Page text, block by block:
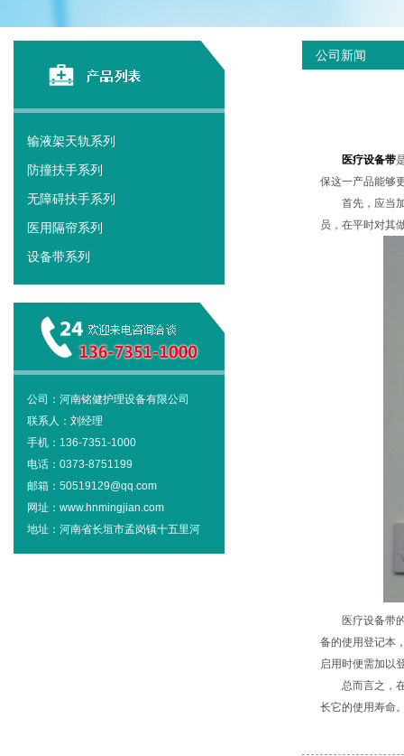
输液架天轨系列
防撞扶手系列
无障碍扶手系列
医用隔帘系列
设备带系列
公司：河南铭健护理设备有限公司
联系人：刘经理
手机：136-7351-1000
电话：0373-8751199
邮箱：50519129@qq.com
网址：www.hnmingjian.com
地址：河南省长垣市孟岗镇十五里河
公司新闻
医疗设备带
保这一产品能够
首先，应当
员，在平时对其
医疗设备带
备的使用登记本
启用时便需加以
总而言之，
长它的使用寿命